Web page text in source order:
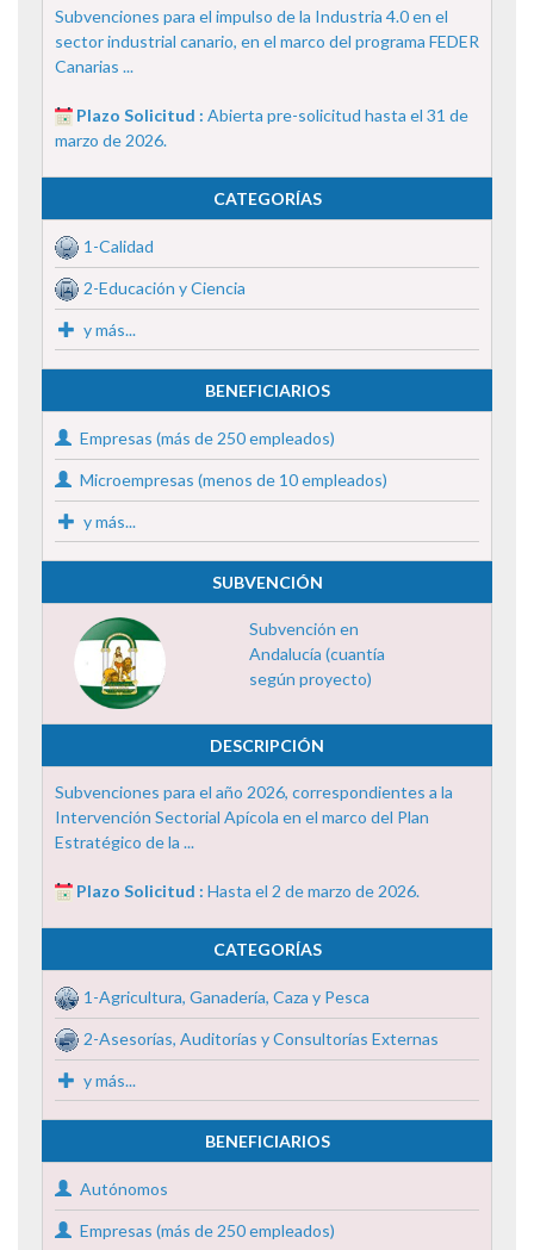
Subvenciones para el impulso de la Industria 4.0 en el
sector industrial canario, en el marco del programa FEDER
Canarias ...
Plazo Solicitud : Abierta pre-solicitud hasta el 31 de
marzo de 2026.
CATEGORÍAS
1-Calidad
2-Educación y Ciencia
y más...
BENEFICIARIOS
Empresas (más de 250 empleados)
Microempresas (menos de 10 empleados)
y más...
SUBVENCIÓN
Subvención en
Andalucía (cuantía
según proyecto)
DESCRIPCIÓN
Subvenciones para el año 2026, correspondientes a la
Intervención Sectorial Apícola en el marco del Plan
Estratégico de la ...
Plazo Solicitud : Hasta el 2 de marzo de 2026.
CATEGORÍAS
1-Agricultura, Ganadería, Caza y Pesca
2-Asesorías, Auditorías y Consultorías Externas
y más...
BENEFICIARIOS
Autónomos
Empresas (más de 250 empleados)